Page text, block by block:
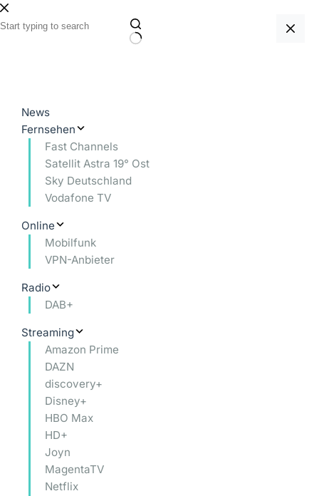
Zum
Inhalt
News
Fernsehen
Fast Channels
Satellit Astra 19° Ost
Sky Deutschland
Vodafone TV
Online
Mobilfunk
VPN-Anbieter
Radio
DAB+
Streaming
Amazon Prime
DAZN
discovery+
Disney+
HBO Max
HD+
Joyn
MagentaTV
Netflix